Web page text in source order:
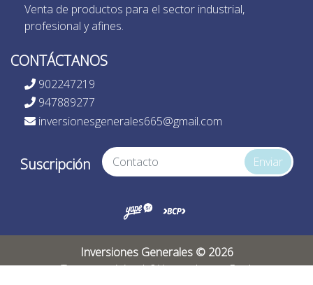
Venta de productos para el sector industrial,
profesional y afines.
CONTÁCTANOS
902247219
947889277
inversionesgenerales665@gmail.com
Suscripción Enviar
Inversiones Generales © 2026
¿Te gusta mi tienda? Yo vendo conBsale